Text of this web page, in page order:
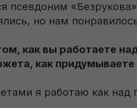
псевдоним
но нам
как вы работаете
как придумываете
я работаю как над